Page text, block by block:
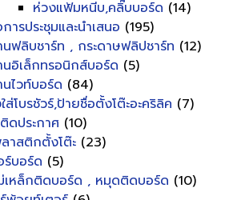
ห่วงแฟ้มหนีบ,คลิ๊บบอร์ด (14)
รประชุมและนำเสนอ (195)
นฟลิบชาร์ท , กระดาษฟลิปชาร์ท (12)
นอิเล็กทรอนิกส์บอร์ด (5)
นไวท์บอร์ด (84)
ส่โบรชัวร์,ป้ายชื่อตั้งโต๊ะอะคริลิค (7)
ดประกาศ (10)
าสติกตั้งโต๊ะ (23)
ร์บอร์ด (5)
เหล็กติดบอร์ด , หมุดติดบอร์ด (10)